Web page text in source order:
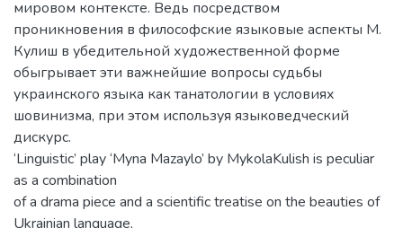
мировом контексте. Ведь посредством
проникновения в философские языковые аспекты М.
Кулиш в убедительной художественной форме
обыгрывает эти важнейшие вопросы судьбы
украинского языка как танатологии в условиях
шовинизма, при этом используя языковедческий
дискурс.
‘Linguistic’ play ‘Myna Mazaylo’ by MykolaKulish is peculiar
as a combination
of a drama piece and a scientific treatise on the beauties of
Ukrainian language,